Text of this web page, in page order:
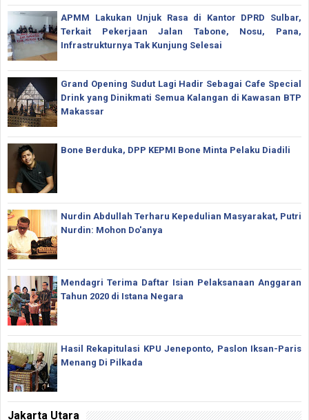
APMM Lakukan Unjuk Rasa di Kantor DPRD Sulbar,
Terkait Pekerjaan Jalan Tabone, Nosu, Pana,
Infrastrukturnya Tak Kunjung Selesai
Grand Opening Sudut Lagi Hadir Sebagai Cafe Special
Drink yang Dinikmati Semua Kalangan di Kawasan BTP
Makassar
Bone Berduka, DPP KEPMI Bone Minta Pelaku Diadili
Nurdin Abdullah Terharu Kepedulian Masyarakat, Putri
Nurdin: Mohon Do'anya
Mendagri Terima Daftar Isian Pelaksanaan Anggaran
Tahun 2020 di Istana Negara
Hasil Rekapitulasi KPU Jeneponto, Paslon Iksan-Paris
Menang Di Pilkada
Jakarta Utara